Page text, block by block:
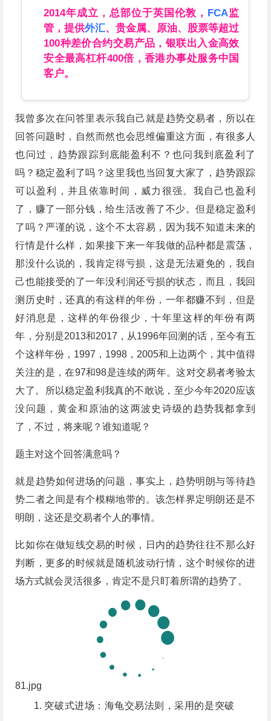
2014年成立，总部位于英国伦敦， FCA监
管，提供外汇、贵金属、原油、股票等超过
100种差价合约交易产品，银联出入金高效
安全最高杠杆400倍，香港办事处服务中国
客户。
我曾多次在问答里表示我自己就是趋势交易者，所以在
回答问题时，自然而然也会思维偏重这方面，有很多人
也问过，趋势跟踪到底能盈利不？也问我到底盈利了
吗？稳定盈利了吗？这里我也当回复大家了，趋势跟踪
可以盈利，并且依靠时间，威力很强。我自己也盈利
了，赚了一部分钱，给生活改善了不少。但是稳定盈利
了吗？严谨的说，这个不太容易，因为我不知道未来的
行情是什么样，如果接下来一年我做的品种都是震荡，
那没什么说的，我肯定得亏损，这是无法避免的，我自
己也能接受的了一年没利润还亏损的状态，而且，我回
测历史时，还真的有这样的年份，一年都赚不到，但是
好消息是，这样的年份很少，十年里这样的年份有两
年，分别是2013和2017，从1996年回测的话，至今有五
个这样年份，1997，1998，2005和上边两个，其中值得
关注的是，在97和98是连续的两年。这对交易者考验太
大了。所以稳定盈利我真的不敢说，至少今年2020应该
没问题，黄金和原油的这两波史诗级的趋势我都拿到
了，不过，将来呢？谁知道呢？
题主对这个回答满意吗？
就是趋势如何进场的问题，事实上，趋势明朗与等待趋
势二者之间是有个模糊地带的。该怎样界定明朗还是不
明朗，这还是交易者个人的事情。
比如你在做短线交易的时候，日内的趋势往往不那么好
判断，更多的时候就是随机波动行情，这个时候你的进
场方式就会灵活很多，肯定不是只盯着所谓的趋势了。
81.jpg
突破式进场：海龟交易法则，采用的是突破